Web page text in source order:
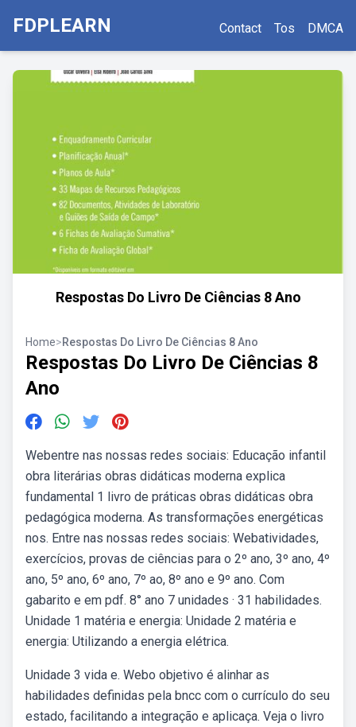
FDPLEARN Contact Tos DMCA
Respostas Do Livro De Ciências 8 Ano
Home>Respostas Do Livro De Ciências 8 Ano
Respostas Do Livro De Ciências 8
Ano
Webentre nas nossas redes sociais: Educação infantil
obra literárias obras didáticas moderna explica
fundamental 1 livro de práticas obras didáticas obra
pedagógica moderna. As transformações energéticas
nos. Entre nas nossas redes sociais: Webatividades,
exercícios, provas de ciências para o 2º ano, 3º ano, 4º
ano, 5º ano, 6º ano, 7º ao, 8º ano e 9º ano. Com
gabarito e em pdf. 8° ano 7 unidades · 31 habilidades.
Unidade 1 matéria e energia: Unidade 2 matéria e
energia: Utilizando a energia elétrica.
Unidade 3 vida e. Webo objetivo é alinhar as
habilidades definidas pela bncc com o currículo do seu
estado, facilitando a integração e aplicaça. Veja o livro